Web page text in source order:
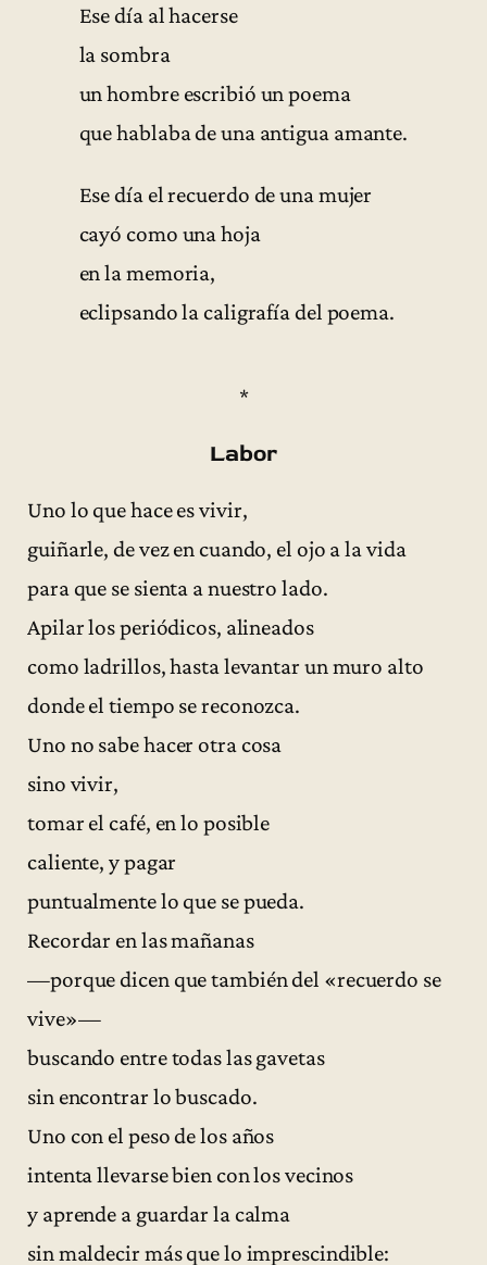
Ese día al hacerse
la sombra
un hombre escribió un poema
que hablaba de una antigua amante.
Ese día el recuerdo de una mujer
cayó como una hoja
en la memoria,
eclipsando la caligrafía del poema.
*
Labor
Uno lo que hace es vivir,
guiñarle, de vez en cuando, el ojo a la vida
para que se sienta a nuestro lado.
Apilar los periódicos, alineados
como ladrillos, hasta levantar un muro alto
donde el tiempo se reconozca.
Uno no sabe hacer otra cosa
sino vivir,
tomar el café, en lo posible
caliente, y pagar
puntualmente lo que se pueda.
Recordar en las mañanas
—porque dicen que también del «recuerdo se
vive»—
buscando entre todas las gavetas
sin encontrar lo buscado.
Uno con el peso de los años
intenta llevarse bien con los vecinos
y aprende a guardar la calma
sin maldecir más que lo imprescindible: